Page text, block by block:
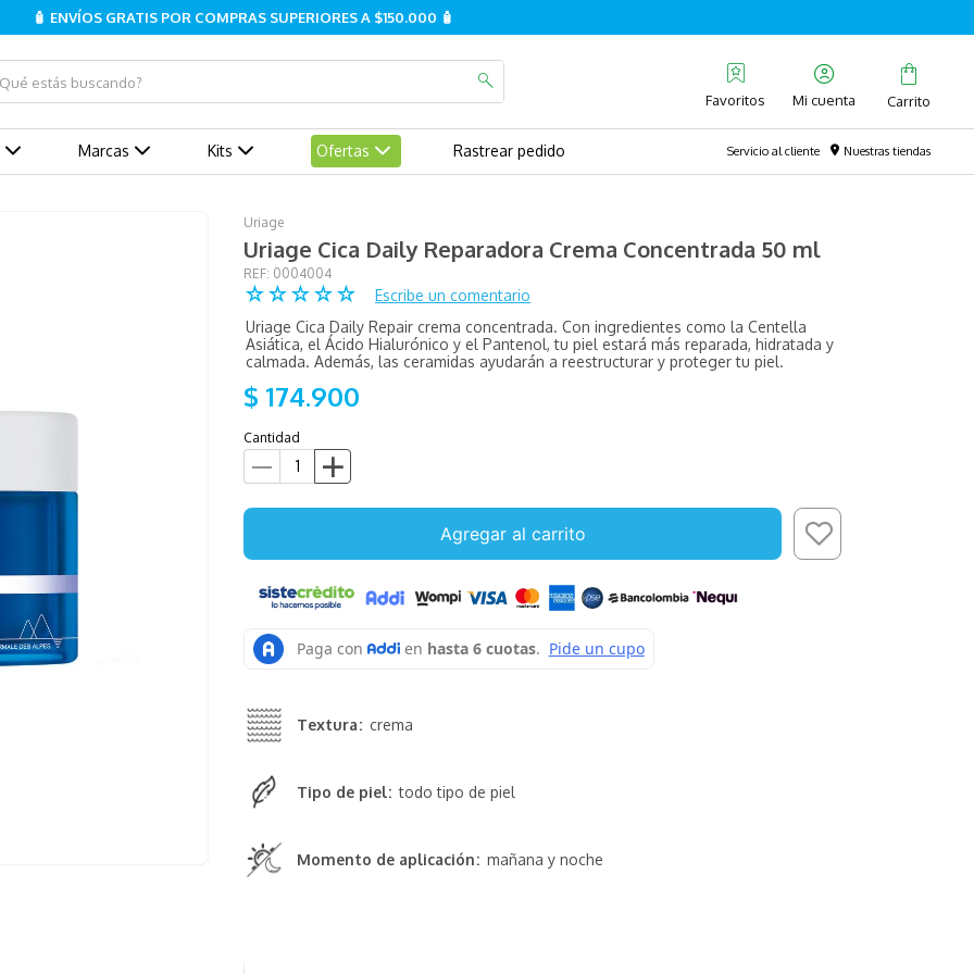
🧴 ENVÍOS GRATIS POR COMPRAS SUPERIORES A $150.000 🧴
estás buscando?
Favoritos
Marcas Kits Ofertas Rastrear pedido Servicio al cliente Nuestras tiendas
Uriage
Uriage Cica Daily Reparadora Crema Concentrada 50 ml
: 0004004
☆☆☆☆☆
Escribe un comentario
Uriage Cica Daily Repair crema concentrada. Con ingredientes como la Centella
Asiática, el Ácido Hialurónico y el Pantenol, tu piel estará más reparada, hidratada y
calmada. Además, las ceramidas ayudarán a reestructurar y proteger tu piel.
$ 174.900
Cantidad
Agregar al carrito
Tipo de piel todo tipo de piel
Textura crema
Momento de aplicación mañana y noche